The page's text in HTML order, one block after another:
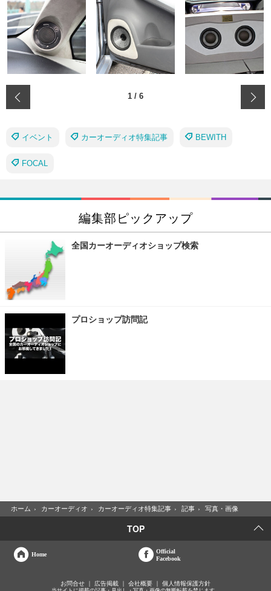
1 / 6
イベント カーオーディオ特集記事 BEWITH
FOCAL
編集部ピックアップ
全国カーオーディオショップ検索
プロショップ訪問記
ホーム › カーオーディオ › カーオーディオ特集記事 › 記事 › 写真・画像
TOP
Home
Official
Facebook
お問合せ 広告掲載 会社概要 個人情報保護方針